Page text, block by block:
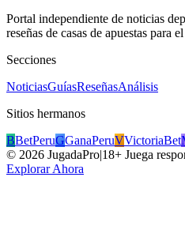
Portal independiente de noticias
reseñas de casas de apuestas para
Secciones
NoticiasGuíasReseñasAnálisis
Sitios hermanos
BBetPeruGGanaPeruVVictoriaBet
© 2026 JugadaPro|18+ Juega
Explorar Ahora